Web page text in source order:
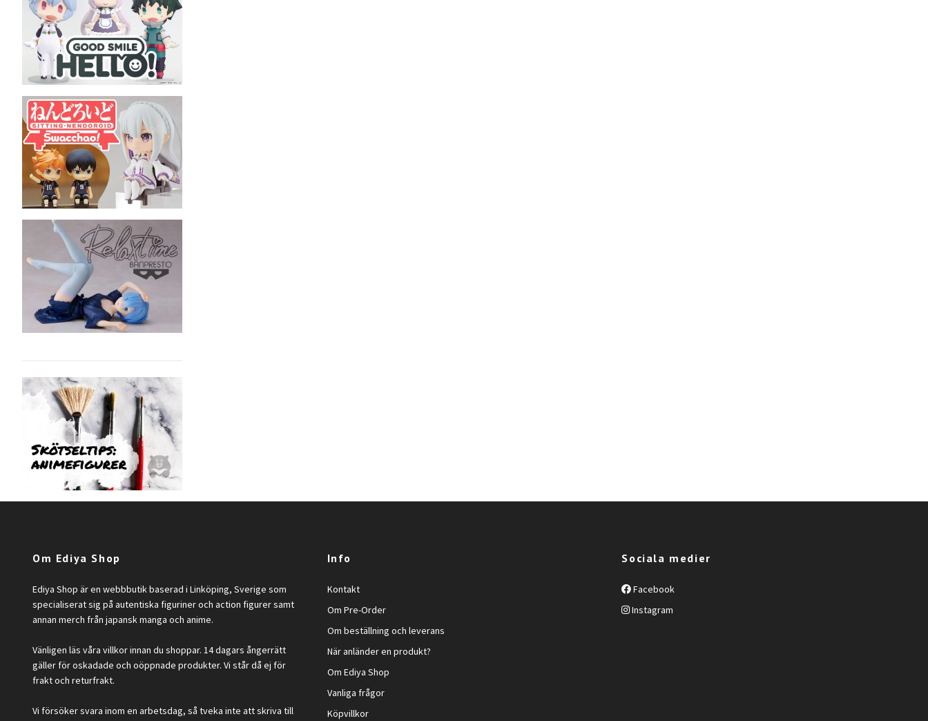
Om Ediya Shop
Ediya Shop är en webbbutik baserad i Linköping, Sverige som
specialiserat sig på autentiska figuriner och action figurer samt
annan merch från japansk manga och anime.
Vänligen läs våra villkor innan du shoppar. 14 dagars ångerrätt
gäller för oskadade och oöppnade produkter. Vi står då ej för
frakt och returfrakt.
Vi försöker svara inom en arbetsdag, så tveka inte att skriva till
Info
Kontakt
Om Pre-Order
Om beställning och leverans
När anländer en produkt?
Om Ediya Shop
Vanliga frågor
Köpvillkor
Sociala medier
Facebook
Instagram